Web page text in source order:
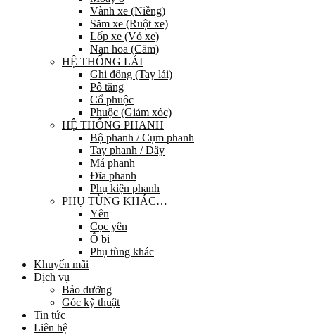
Vành xe (Niềng)
Săm xe (Ruột xe)
Lốp xe (Vỏ xe)
Nan hoa (Căm)
HỆ THỐNG LÁI
Ghi đông (Tay lái)
Pô tăng
Cổ phuộc
Phuộc (Giảm xóc)
HỆ THỐNG PHANH
Bộ phanh / Cụm phanh
Tay phanh / Dây
Má phanh
Đĩa phanh
Phụ kiện phanh
PHỤ TÙNG KHÁC…
Yên
Cọc yên
Ổ bi
Phụ tùng khác
Khuyến mãi
Dịch vụ
Bảo dưỡng
Góc kỹ thuật
Tin tức
Liên hệ